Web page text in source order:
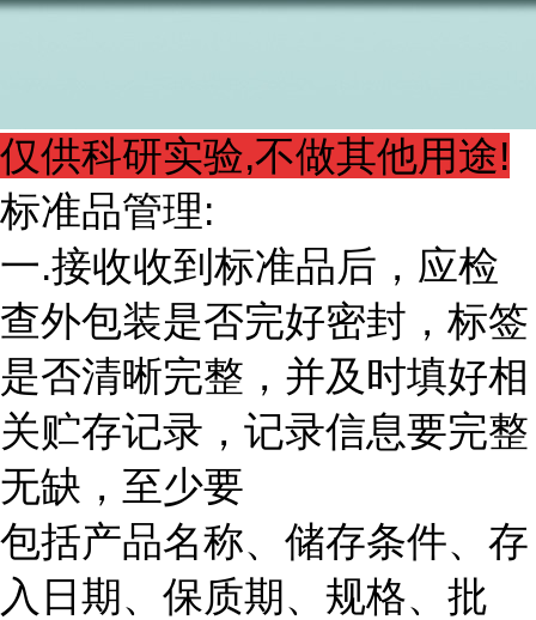
仅供科研实验,不做其他用途!
标准品管理:
一.接收收到标准品后，应检
查外包装是否完好密封，标签
是否清晰完整，并及时填好相
关贮存记录，记录信息要完整
无缺，至少要
包括产品名称、储存条件、存
入日期、保质期、规格、批